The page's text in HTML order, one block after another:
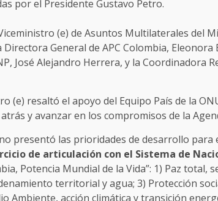
por el Presidente Gustavo Petro.
(e) de Asuntos Multilaterales del
General de APC Colombia,
José Alejandro Herrera, y la Coordinadora
(e) resaltó el apoyo del Equipo País de la
y avanzar en los compromisos de la
presentó las prioridades de desarrollo para
de articulación con el Sistema de
Potencia Mundial de la Vida”: 1) Paz total,
territorial y agua; 3) Protección
Ambiente, acción climática y transición